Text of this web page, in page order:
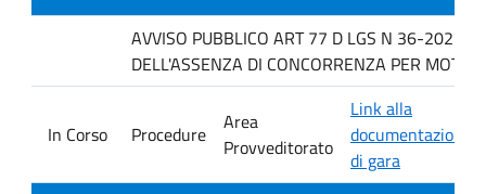
AVVISO PUBBLICO ART 77 D LGS N 36-2023
DELL'ASSENZA DI CONCORRENZA PER
In Corso Procedure
Area
Provveditorato
Link alla
documentazione
di gara